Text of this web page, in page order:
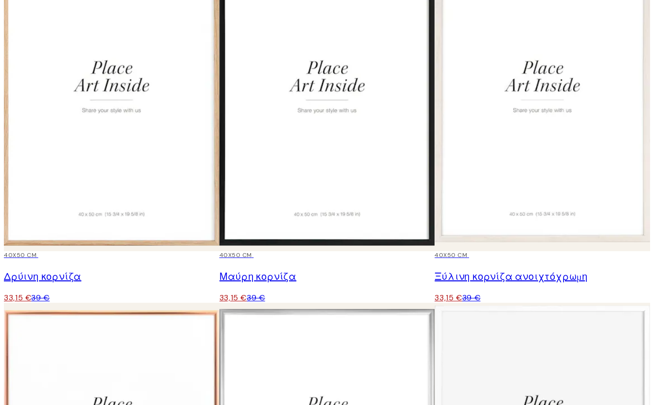
15%*
40X50 CM
Δρύινη κορνίζα
33,15 €39 €
15%*
40X50 CM
Μαύρη κορνίζα
33,15 €39 €
15%*
40X50 CM
Ξύλινη κορνίζα ανοιχτόχρωμη
33,15 €39 €